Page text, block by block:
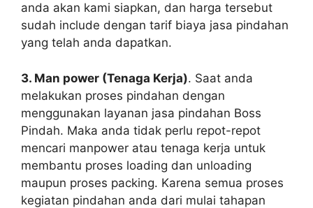
anda akan kami siapkan, dan harga tersebut
sudah include dengan tarif biaya jasa pindahan
yang telah anda dapatkan.
3. Man power (Tenaga Kerja). Saat anda
melakukan proses pindahan dengan
menggunakan layanan jasa pindahan Boss
Pindah. Maka anda tidak perlu repot-repot
mencari manpower atau tenaga kerja untuk
membantu proses loading dan unloading
maupun proses packing. Karena semua proses
kegiatan pindahan anda dari mulai tahapan